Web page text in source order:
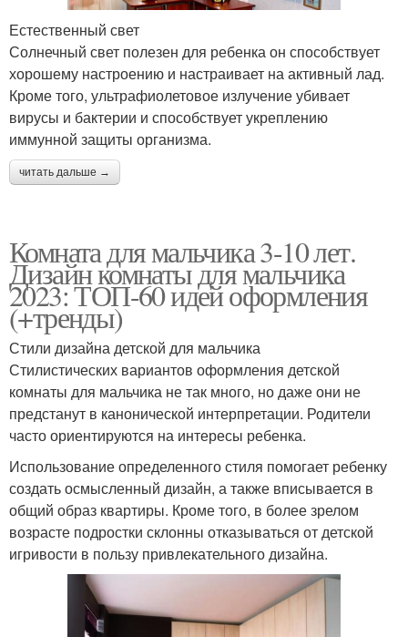
Естественный свет
Солнечный свет полезен для ребенка он способствует
хорошему настроению и настраивает на активный лад.
Кроме того, ультрафиолетовое излучение убивает
вирусы и бактерии и способствует укреплению
иммунной защиты организма.
читать дальше →
Комната для мальчика 3-10 лет.
Дизайн комнаты для мальчика
2023: ТОП-60 идей оформления
(+тренды)
Стили дизайна детской для мальчика
Стилистических вариантов оформления детской
комнаты для мальчика не так много, но даже они не
предстанут в канонической интерпретации. Родители
часто ориентируются на интересы ребенка.
Использование определенного стиля помогает ребенку
создать осмысленный дизайн, а также вписывается в
общий образ квартиры. Кроме того, в более зрелом
возрасте подростки склонны отказываться от детской
игривости в пользу привлекательного дизайна.